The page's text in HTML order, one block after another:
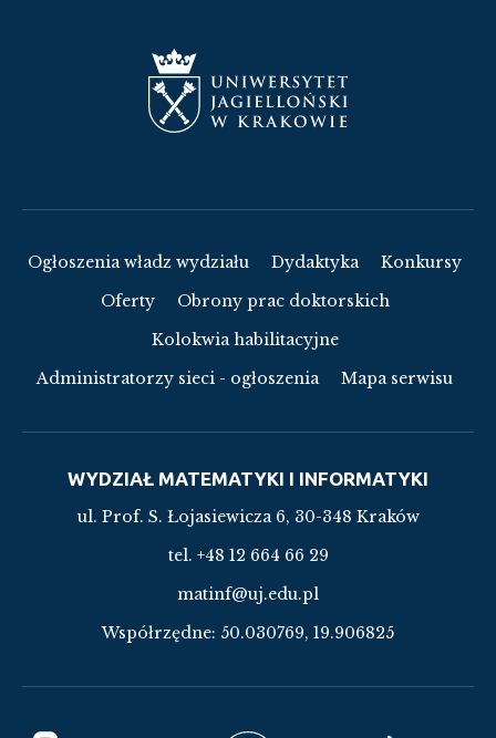
Ogłoszenia władz wydziału Dydaktyka
Konkursy
Oferty
Obrony prac doktorskich
Kolokwia habilitacyjne
Administratorzy sieci - ogłoszenia
Mapa serwisu
WYDZIAŁ MATEMATYKI I INFORMATYKI
ul. Prof. S. Łojasiewicza 6, 30-348 Kraków
tel. +48 12 664 66 29
matinf@uj.edu.pl
Współrzędne: 50.030769, 19.906825